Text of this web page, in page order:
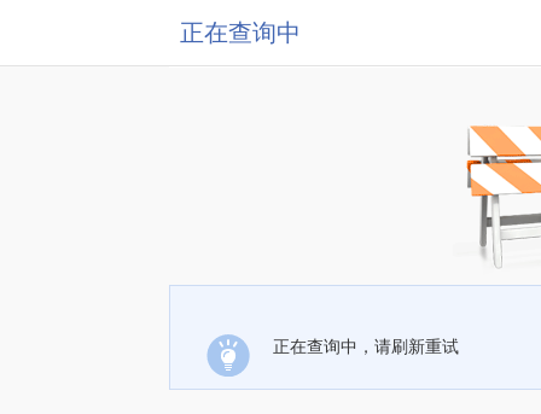
正在查询中
正在查询中，请刷新重试